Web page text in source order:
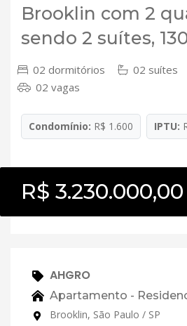
Brooklin com 2
sendo 2 suítes,
02 dormitórios 02 suítes
02 vagas
Condomínio: R$ 1.600 IPTU:
R$ 3.230.000,00
AHGRO
Apartamento -
Brooklin, São Paulo / SP